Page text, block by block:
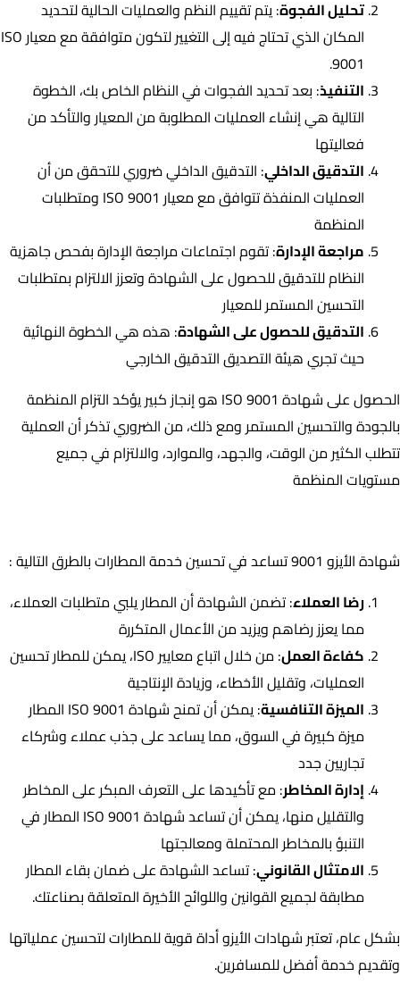
تحليل الفجوة: يتم تقييم النظم والعمليات الحالية لتحديد
المكان الذي تحتاج فيه إلى التغيير لتكون متوافقة مع معيار ISO
9001.
التنفيذ: بعد تحديد الفجوات في النظام الخاص بك، الخطوة
التالية هي إنشاء العمليات المطلوبة من المعيار والتأكد من
فعاليتها
التدقيق الداخلي: التدقيق الداخلي ضروري للتحقق من أن
العمليات المنفذة تتوافق مع معيار ISO 9001 ومتطلبات
المنظمة
مراجعة الإدارة: تقوم اجتماعات مراجعة الإدارة بفحص جاهزية
النظام للتدقيق للحصول على الشهادة وتعزز الالتزام بمتطلبات
التحسين المستمر للمعيار
التدقيق للحصول على الشهادة: هذه هي الخطوة النهائية
حيث تجري هيئة التصديق التدقيق الخارجي
الحصول على شهادة ISO 9001 هو إنجاز كبير يؤكد التزام المنظمة
بالجودة والتحسين المستمر ومع ذلك، من الضروري تذكر أن العملية
تتطلب الكثير من الوقت، والجهد، والموارد، والالتزام في جميع
مستويات المنظمة
شهادة الأيزو 9001 تساعد في تحسين خدمة المطارات بالطرق التالية :
رضا العملاء: تضمن الشهادة أن المطار يلبي متطلبات العملاء،
مما يعزز رضاهم ويزيد من الأعمال المتكررة
كفاءة العمل
: من خلال اتباع معايير ISO، يمكن للمطار تحسين
العمليات، وتقليل الأخطاء، وزيادة الإنتاجية
الميزة التنافسية
: يمكن أن تمنح شهادة ISO 9001 المطار
ميزة كبيرة في السوق، مما يساعد على جذب عملاء وشركاء
تجاريين جدد
إدارة المخاطر: مع تأكيدها على التعرف المبكر على المخاطر
والتقليل منها، يمكن أن تساعد شهادة ISO 9001 المطار في
التنبؤ بالمخاطر المحتملة ومعالجتها
الامتثال القانوني: تساعد الشهادة على ضمان بقاء المطار
مطابقة لجميع القوانين واللوائح الأخيرة المتعلقة بصناعتك.
بشكل عام، تعتبر شهادات الأيزو أداة قوية للمطارات لتحسين عملياتها
وتقديم خدمة أفضل للمسافرين.